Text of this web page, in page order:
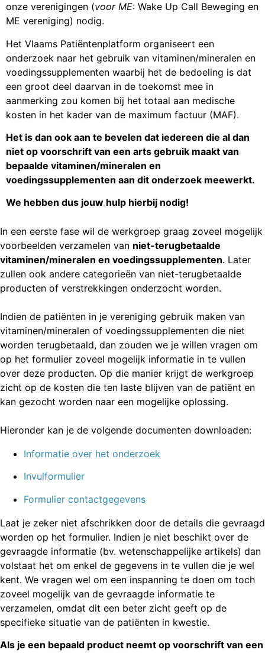
onze verenigingen (voor ME: Wake Up Call Beweging en
ME vereniging) nodig.
Het Vlaams Patiëntenplatform organiseert een
onderzoek naar het gebruik van vitaminen/mineralen en
voedingssupplementen waarbij het de bedoeling is dat
een groot deel daarvan in de toekomst mee in
aanmerking zou komen bij het totaal aan medische
kosten in het kader van de maximum factuur (MAF).
Het is dan ook aan te bevelen dat iedereen die al dan
niet op voorschrift van een arts gebruik maakt van
bepaalde vitaminen/mineralen en
voedingssupplementen aan dit onderzoek meewerkt.
We hebben dus jouw hulp hierbij nodig!
In een eerste fase wil de werkgroep graag zoveel mogelijk
voorbeelden verzamelen van niet-terugbetaalde
vitaminen/mineralen en voedingssupplementen. Later
zullen ook andere categorieën van niet-terugbetaalde
producten of verstrekkingen onderzocht worden.
Indien de patiënten in je vereniging gebruik maken van
vitaminen/mineralen of voedingssupplementen die niet
worden terugbetaald, dan zouden we je willen vragen om
op het formulier zoveel mogelijk informatie in te vullen
over deze producten. Op die manier krijgt de werkgroep
zicht op de kosten die ten laste blijven van de patiënt en
kan gezocht worden naar een mogelijke oplossing.
Hieronder kan je de volgende documenten downloaden:
Informatie over het onderzoek
Invulformulier
Formulier contactgegevens
Laat je zeker niet afschrikken door de details die gevraagd
worden op het formulier. Indien je niet beschikt over de
gevraagde informatie (bv. wetenschappelijke artikels) dan
volstaat het om enkel de gegevens in te vullen die je wel
kent. We vragen wel om een inspanning te doen om toch
zoveel mogelijk van de gevraagde informatie te
verzamelen, omdat dit een beter zicht geeft op de
specifieke situatie van de patiënten in kwestie.
Als je een bepaald product neemt op voorschrift van een